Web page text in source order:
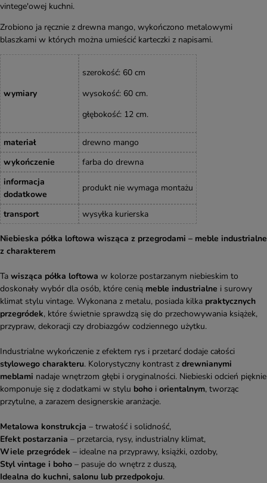
vintege'owej kuchni.
Zrobiono ja ręcznie z drewna mango, wykończono metalowymi
blaszkami w których można umieścić karteczki z napisami.
wymiary
szerokość: 60 cm
wysokość: 60 cm.
głębokość: 12 cm.
materiał
drewno mango
wykończenie
farba do drewna
informacja
dodatkowe
produkt nie wymaga montażu
transport wysyłka kurierska
Niebieska półka loftowa wisząca z przegrodami – meble industrialne
z charakterem
Ta wisząca półka loftowa w kolorze postarzanym niebieskim to
doskonały wybór dla osób, które cenią meble industrialne i surowy
klimat stylu vintage. Wykonana z metalu, posiada kilka praktycznych
przegródek, które świetnie sprawdzą się do przechowywania książek,
przypraw, dekoracji czy drobiazgów codziennego użytku.
Industrialne wykończenie z efektem rys i przetarć dodaje całości
stylowego charakteru. Kolorystyczny kontrast z drewnianymi
meblami nadaje wnętrzom głębi i oryginalności. Niebieski odcień pięknie
komponuje się z dodatkami w stylu boho i orientalnym, tworząc
przytulne, a zarazem designerskie aranżacje.
Metalowa konstrukcja – trwałość i solidność,
Efekt postarzania – przetarcia, rysy, industrialny klimat,
Wiele przegródek – idealne na przyprawy, książki, ozdoby,
Styl vintage i boho – pasuje do wnętrz z duszą,
Idealna do kuchni, salonu lub przedpokoju.